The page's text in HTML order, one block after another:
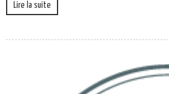
Lire la suite